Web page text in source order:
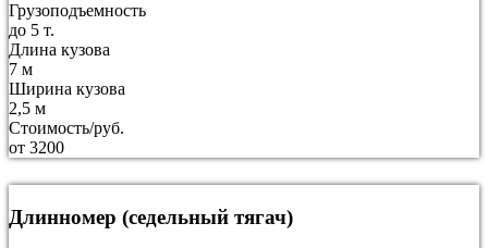
Грузоподъемность
до 5 т.
Длина кузова
7 м
Ширина кузова
2,5 м
Стоимость/руб.
от 3200
Длинномер (седельный тягач)